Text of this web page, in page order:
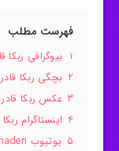
فهرست مطلب
1 بیوگرافی
2 بچگی ربکا
3 عکس ربکا
4 اینستاگرام
5 یوتیوب Rebecca Ghaderi به چه صورت می باشد؟